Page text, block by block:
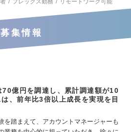
フレックス勤務 リモートワーク可能
募集情報
億円を調達し、累計調達額が10
、前年比3倍以上成長を実現を目
を踏まえて、アカウントマネージャーも